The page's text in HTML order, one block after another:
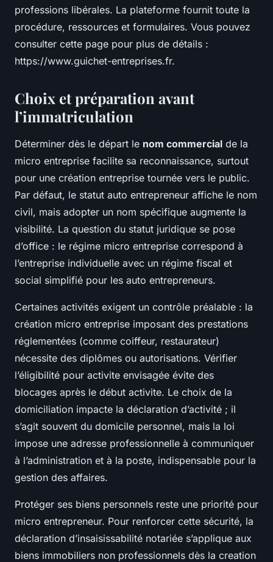
professions libérales. La plateforme fournit toute la
procédure, ressources et formulaires. Vous pouvez
consulter cette page pour plus de détails :
https://www.guichet-entreprises.fr.
Choix et préparation avant
l’immatriculation
Déterminer dès le départ le nom commercial de la
micro entreprise facilite sa reconnaissance, surtout
pour une création entreprise tournée vers le public.
Par défaut, le statut auto entrepreneur affiche le nom
civil, mais adopter un nom spécifique augmente la
visibilité. La question du statut juridique se pose
d’office : le régime micro entreprise correspond à
l’entreprise individuelle avec un régime fiscal et
social simplifié pour les auto entrepreneurs.
Certaines activités exigent un contrôle préalable : la
création micro entreprise imposant des prestations
réglementées (comme coiffeur, restaurateur)
nécessite des diplômes ou autorisations. Vérifier
l’éligibilité pour activite envisagée évite des
blocages après le début activite. Le choix de la
domiciliation impacte la déclaration d’activité ; il
s’agit souvent du domicile personnel, mais la loi
impose une adresse professionnelle à communiquer
à l’administration et à la poste, indispensable pour la
gestion des affaires.
Protéger ses biens personnels reste une priorité pour
micro entrepreneur. Pour renforcer cette sécurité, la
déclaration d’insaisissabilité notariée s’applique aux
biens immobiliers non professionnels dès la creation